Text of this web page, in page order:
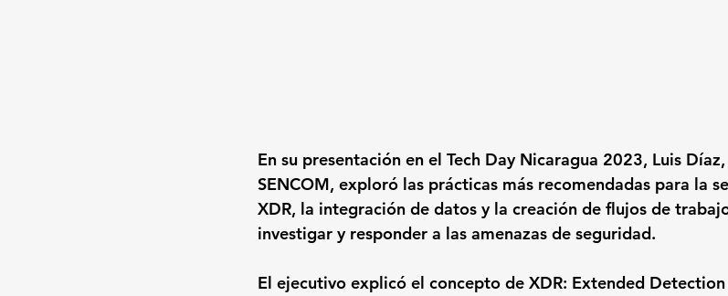
En su presentación en el Tech Day Nicaragua 2023, Luis
SENCOM, exploró las prácticas más recomendadas para la
XDR, la integración de datos y la creación de flujos de
investigar y responder a las amenazas de seguridad.
El ejecutivo explicó el concepto de XDR: Extended Detection